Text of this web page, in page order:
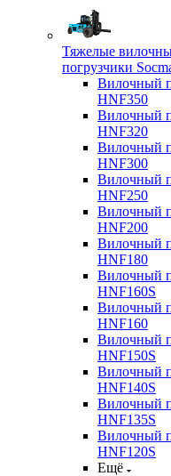
Тяжелые
погрузчики
Вилочный
HNF350
Вилочный
HNF320
Вилочный
HNF300
Вилочный
HNF250
Вилочный
HNF200
Вилочный
HNF180
Вилочный
HNF160S
Вилочный
HNF160
Вилочный
HNF150S
Вилочный
HNF140S
Вилочный
HNF135S
Вилочный
HNF120S
Ещё